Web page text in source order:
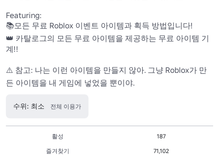
Featuring:
📚모든 무료 Roblox 이벤트 아이템과 획득 방법입니다!
👑 카탈로그의 모든 무료 아이템을 제공하는 무료 아이템 기
계!!
⚠️ 참고: 나는 이런 아이템을 만들지 않아. 그냥 Roblox가 만
든 아이템을 내 게임에 넣었을 뿐이야.
수위: 최소 전체 이용가
활성
187
즐겨찾기
71,102